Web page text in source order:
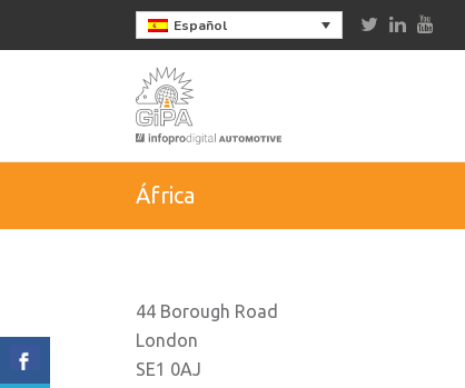
Español
África
44 Borough Road
London
SE1 0AJ